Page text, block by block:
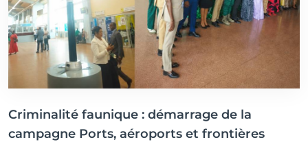
Criminalité faunique : démarrage de la
campagne Ports, aéroports et frontières